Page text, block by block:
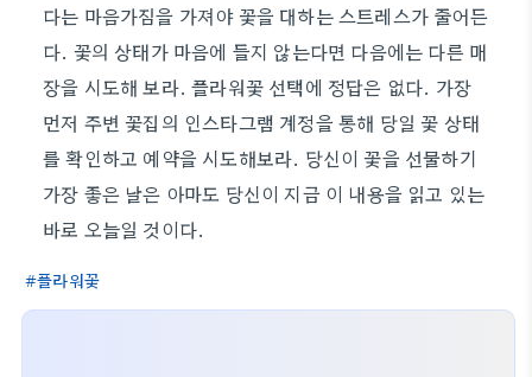
다는 마음가짐을 가져야 꽃을 대하는 스트레스가 줄어든
다. 꽃의 상태가 마음에 들지 않는다면 다음에는 다른 매
장을 시도해 보라. 플라워꽃 선택에 정답은 없다. 가장
먼저 주변 꽃집의 인스타그램 계정을 통해 당일 꽃 상태
를 확인하고 예약을 시도해보라. 당신이 꽃을 선물하기
가장 좋은 날은 아마도 당신이 지금 이 내용을 읽고 있는
바로 오늘일 것이다.
플라워꽃